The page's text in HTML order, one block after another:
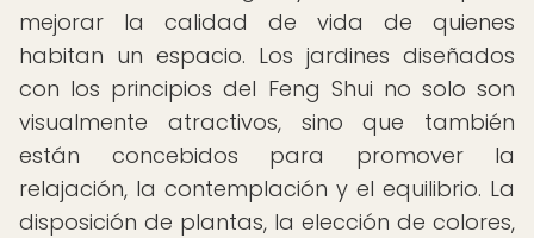
mejorar la calidad de vida de quienes
habitan un espacio. Los jardines diseñados
con los principios del Feng Shui no solo son
visualmente atractivos, sino que también
están concebidos para promover la
relajación, la contemplación y el equilibrio. La
disposición de plantas, la elección de colores,